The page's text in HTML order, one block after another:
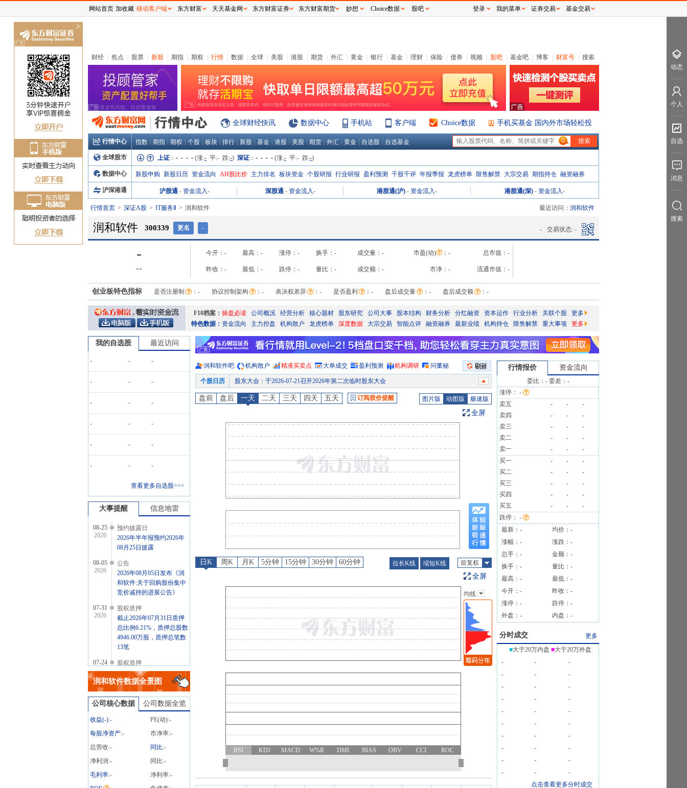
财经 焦点 股票 新股 期指 期权 行情 数据 全球 美股 港股 期货 外汇 黄金 银行 基金 理财 保险 债券 视频 股吧 基金吧 博客 财富号 搜索
全球财经快讯 数据中心 手机站 客户端 Choice数据 手机买基金 国内外市场轻松投
行情中心 指数 期指 期权 个股 板块 排行 新股 基金 港股 美股 期货 外汇 黄金 自选股 自选基金 0
全球股市 上证 ： - - - - (涨:- 平:- 跌:-) 深证 ： - - - - (涨:- 平:- 跌:-)
数据中心 新股申购 新股日历 资金流向 AH股比价 主力排名 板块资金 个股研报 行业研报 盈利预测 千股千评 年报季报 龙虎榜单 限售解禁 大宗交易 期指持仓 融资融券
沪深港通 沪股通 - 资金流入- 深股通 - 资金流入- 港股通(沪) - 资金流入- 港股通(深) - 资金流入-
行情首页 深证A股 IT服务Ⅱ 润和软件 最近访问： 润和软件
润和软件 300339 更名 - - 交易状态: -
-
--
今开： - 最高： - 涨停： - 换手： - 成交量： - 市盈(动) ： - 总市值： -
昨收： - 最低： - 跌停： - 量比： - 成交额： - 市净： - 流通市值： -
创业板特色指标 是否注册制 ： - 协议控制架构 ： - 表决权差异 ： - 是否盈利 ： - 盘后成交量 ： - 盘后成交额 ： -
F10档案： 操盘必读 公司概况 经营分析 核心题材 股东研究 公司大事 股本结构 财务分析 分红融资 资本运作 行业分析 关联个股
更多
特色数据： 资金流向 主力控盘 机构散户 龙虎榜单 深度数据 大宗交易 智能点评 融资融券 最新业绩 机构持仓 限售解禁 重大事项 更多
我的自选股 最近访问
- - -
- - -
- - -
- - -
- - -
- - -
查看更多自选股>>>
大事提醒 信息地雷
08-25
2026
预约披露日
2026年半年报预约2026年
08月25日披露
08-05
2026
公告
2026年08月05日发布《润
和软件:关于回购股份集中
竞价减持的进展公告》
07-31
2026
股权质押
截止2026年07月31日质押
总比例6.21%，质押总股数
4946.00万股，质押总笔数
13笔
07-24
2026
股权质押
截止2026年07月24日质押
总比例6.21%，质押总股数
4946.00万股，质押总笔数
13笔
润和软件数据全景图
公司核心数据 公司数据全览
收益(-):- PE(动):-
每股净资产:- 市净率:-
总营收:- 同比:-
净利润:- 同比:-
毛利率:- 净利率:-
润和软件吧 机构散户 精准买卖点 大单成交 盈利预测 机构调研 问董秘
个股日历 股东大会 ： 于2026-07-21召开2026年第二次临时股东大会
公告：2026年07月17日发布《润和软件:关于召开2026年第二次临时股东会的提示性公告》等2条公告
股权质押
江苏润和科技投资集团有限公司自2026-07-16起质押135万股，占所持股比例为3.82%，占总股本比0.17%，累计质押3133万股，占所持股比例为88.63%，占总股本比3.93%
公告：2026年08月05日发布《润和软件:关于回购股份集中竞价减持的进展公告》
股权质押 ：截止2026年07月31日质押总比例6.21%，质押总股数4946.00万股，质押总笔数13笔
股权质押 ：截止2026年07月24日质押总比例6.21%，质押总股数4946.00万股，质押总笔数13笔
公告：2026年07月21日发布《润和软件:江苏世纪同仁律师事务所关于江苏润和软件股份有限公司2026年第二次临时股东会的法律意见书》等2条公告
股东大会：于2026-07-21召开2026年第二次临时股东大会
盘前 盘后 一天 二天 三天 四天 五天 订阅股价提醒 图片版 动图版 极速版
全屏
日K 周K 月K 5分钟 15分钟 30分钟 60分钟 拉长K线 缩短K线 前复权
全屏
主图指标
均线
EXPMA
SAR
BBI
RSI KDJ MACD W%R DMI BIAS OBV CCI ROC
均线
行情报价 资金流向
委比： -委差： -
涨停： -
卖五
- -
-
卖四
- -
-
卖三
- -
-
卖二
- -
-
卖一
- -
-
买一
- -
-
买二
- -
-
买三
- -
-
买四
- -
-
买五
- -
-
跌停： -
最新： - 均价： -
涨幅： - 涨跌： -
总手： - 金额： -
换手： - 量比： -
最高： - 最低： -
今开： - 昨收： -
涨停： - 跌停： -
外盘： - 内盘： -
分时成交
更多
■大于20万内盘 ■大于20万外盘
-
-
-
-
-
-
-
-
-
-
-
-
-
-
-
-
-
-
-
-
-
-
-
-
-
-
-
-
-
-
点击查看更多分时成交
网站首页 加收藏 移动客户端 东方财富 天天基金网 东方财富证券 东方财富期货 妙想 Choice数据 股吧 登录 我的菜单 证券交易 基金交易
动态
个人
自选
消息
搜索